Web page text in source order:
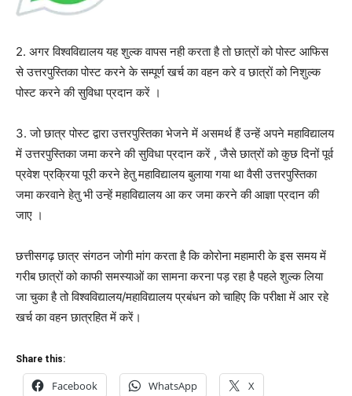
2. अगर विश्वविद्यालय यह शुल्क वापस नही करता है तो छात्रों को पोस्ट आफिस
से उत्तरपुस्तिका पोस्ट करने के सम्पूर्ण खर्च का वहन करे व छात्रों को निशुल्क
पोस्ट करने की सुविधा प्रदान करें ।
3. जो छात्र पोस्ट द्वारा उत्तरपुस्तिका भेजने में असमर्थ हैं उन्हें अपने महाविद्यालय
में उत्तरपुस्तिका जमा करने की सुविधा प्रदान करें , जैसे छात्रों को कुछ दिनों पूर्व
प्रवेश प्रक्रिया पूरी करने हेतु महाविद्यालय बुलाया गया था वैसी उत्तरपुस्तिका
जमा करवाने हेतु भी उन्हें महाविद्यालय आ कर जमा करने की आज्ञा प्रदान की
जाए ।
छत्तीसगढ़ छात्र संगठन जोगी मांग करता है कि कोरोना महामारी के इस समय में
गरीब छात्रों को काफी समस्याओं का सामना करना पड़ रहा है पहले शुल्क लिया
जा चुका है तो विश्वविद्यालय/महाविद्यालय प्रबंधन को चाहिए कि परीक्षा में आर रहे
खर्च का वहन छात्रहित में करें।
Share this:
Facebook WhatsApp X